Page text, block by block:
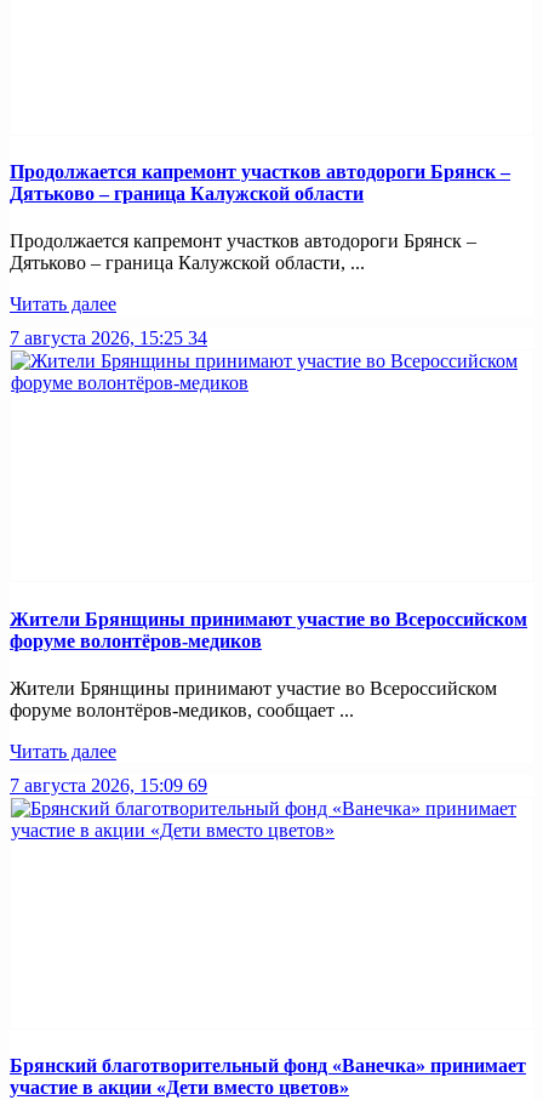
Продолжается капремонт участков автодороги Брянск –
Дятьково – граница Калужской области
Продолжается капремонт участков автодороги Брянск –
Дятьково – граница Калужской области, ...
Читать далее
7 августа 2026, 15:25 34
Жители Брянщины принимают участие во Всероссийском
форуме волонтёров-медиков
Жители Брянщины принимают участие во Всероссийском
форуме волонтёров-медиков, сообщает ...
Читать далее
7 августа 2026, 15:09 69
Брянский благотворительный фонд «Ванечка» принимает
участие в акции «Дети вместо цветов»